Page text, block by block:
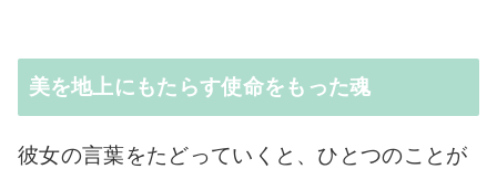
美を地上にもたらす使命をもった魂
彼女の言葉をたどっていくと、ひとつのことが